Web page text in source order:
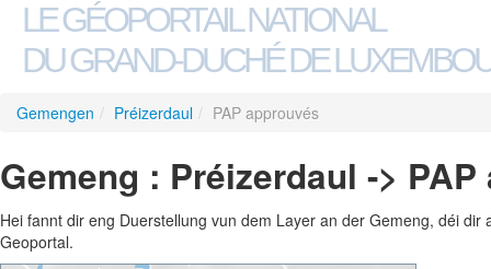
LE GÉOPORTAIL NATIONAL
DU GRAND-DUCHÉ DE
Gemengen / Préizerdaul / PAP approuvés
Gemeng : Préizerdaul ->
Hei fannt dir eng Duerstellung vun dem Layer an der Gemeng, déi
Geoportal.